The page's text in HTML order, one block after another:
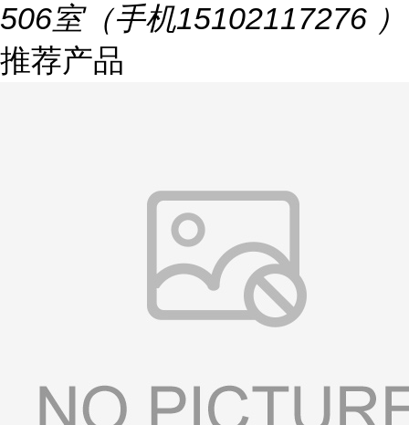
506室（手机15102117276 ）
推荐产品